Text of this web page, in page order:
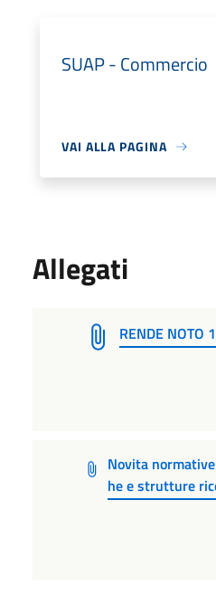
SUAP - Commercio
VAI ALLA PAGINA
Allegati
RENDE NOTO
Novita
he e strutture